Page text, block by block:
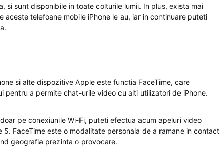
si sunt disponibile in toate colturile lumii. In plus, exista mai
aceste telefoane mobile iPhone le au, iar in continuare puteti
si alte dispozitive Apple este functia FaceTime, care
pentru a permite chat-urile video cu alti utilizatori de iPhone.
pe conexiunile Wi-Fi, puteti efectua acum apeluri video
5. FaceTime este o modalitate personala de a ramane in contact
geografia prezinta o provocare.